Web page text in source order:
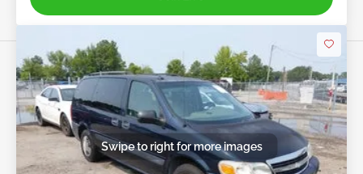
Swipe to right for more images